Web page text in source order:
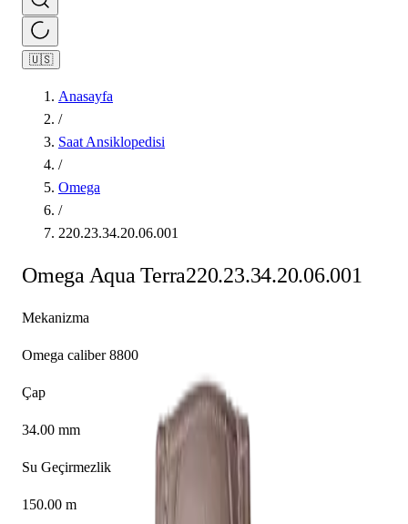
🇺🇸
Anasayfa
/
Saat Ansiklopedisi
/
Omega
/
220.23.34.20.06.001
Omega Aqua Terra220.23.34.20.06.001
Mekanizma
Omega caliber 8800
Çap
34.00 mm
Su Geçirmezlik
150.00 m